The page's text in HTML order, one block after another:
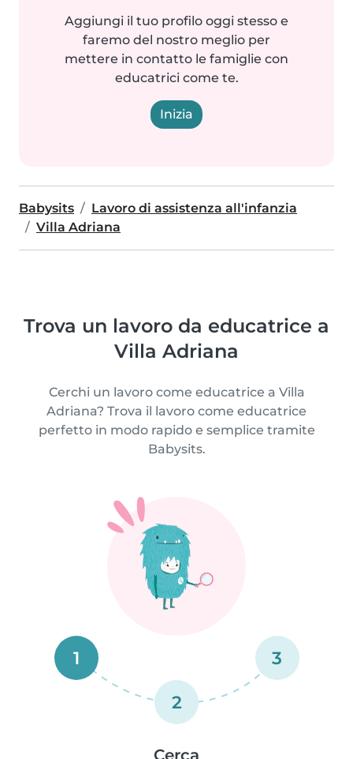
Aggiungi il tuo profilo oggi stesso e
faremo del nostro meglio per
mettere in contatto le famiglie con
educatrici come te.
Inizia
Babysits
Lavoro di assistenza all'infanzia
Villa Adriana
Trova un lavoro da educatrice a
Villa Adriana
Cerchi un lavoro come educatrice a Villa
Adriana? Trova il lavoro come educatrice
perfetto in modo rapido e semplice tramite
Babysits.
1
2
3
Cerca